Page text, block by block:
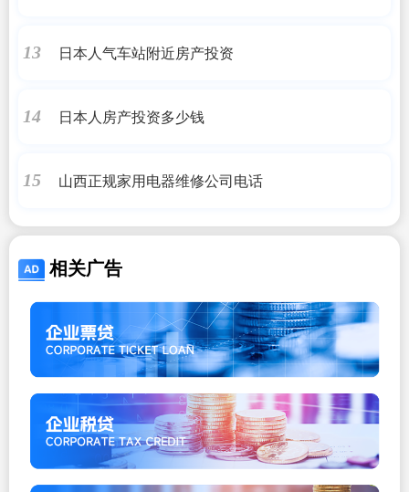
13 日本人气车站附近房产投资
14 日本人房产投资多少钱
15 山西正规家用电器维修公司电话
相关广告